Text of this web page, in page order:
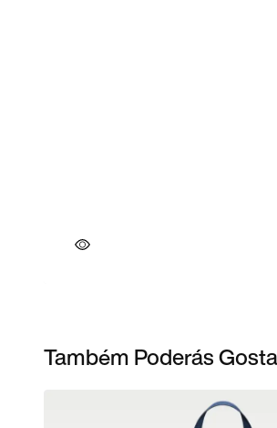
Também Poderás